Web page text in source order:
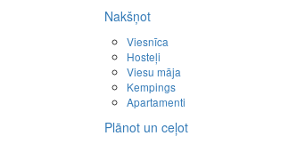
Nakšņot
Viesnīca
Hosteļi
Viesu māja
Kempings
Apartamenti
Plānot un ceļot